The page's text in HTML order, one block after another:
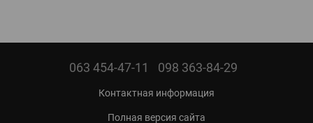
063 454-47-11 098 363-84-29
Контактная информация
Полная версия сайта